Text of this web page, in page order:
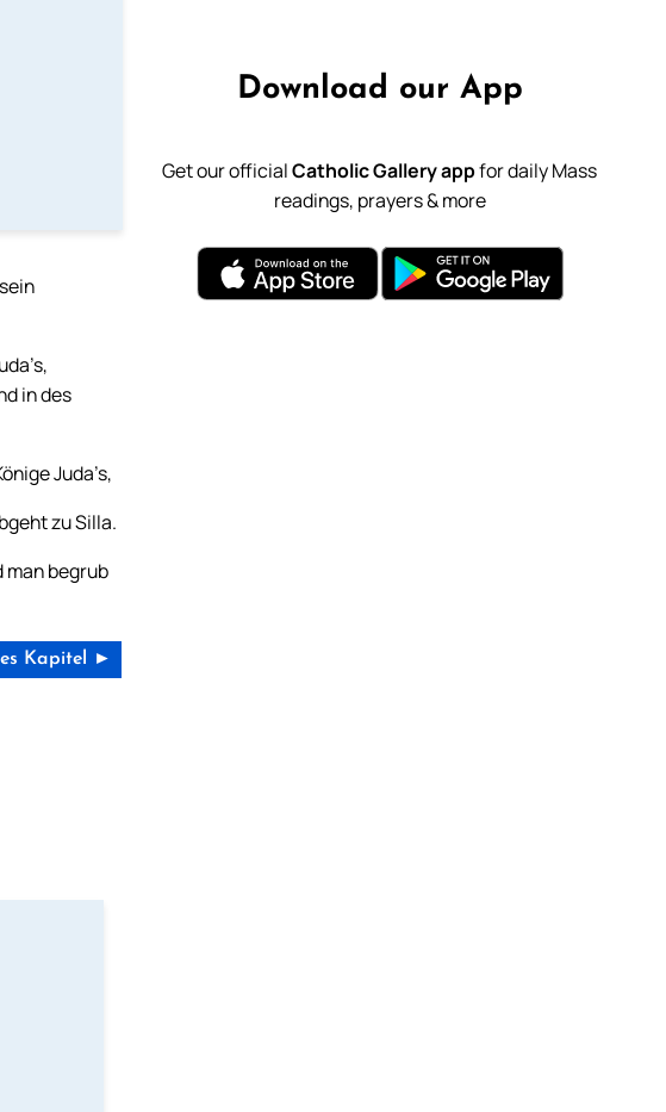
in des
Juda’s,
zu Silla.
man begrub
Kapitel ►
Download our App
Get our officialCatholic Gallery appfor daily Mass
readings, prayers & more